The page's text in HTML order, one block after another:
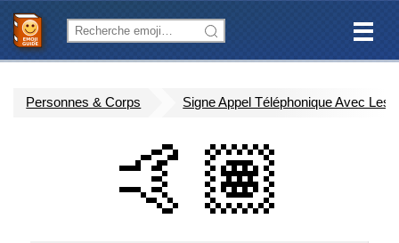
Personnes & Corps Signe Appel Téléphonique Avec Les
🤙🏽